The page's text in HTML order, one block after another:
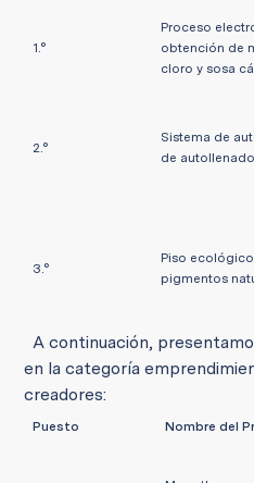
1.°
Proceso
obtención de
cloro y sosa
2.°
Sistema de
de
3.°
Piso
pigmentos
A continuación,
en la categoría
creadores:
Puesto Nombre del